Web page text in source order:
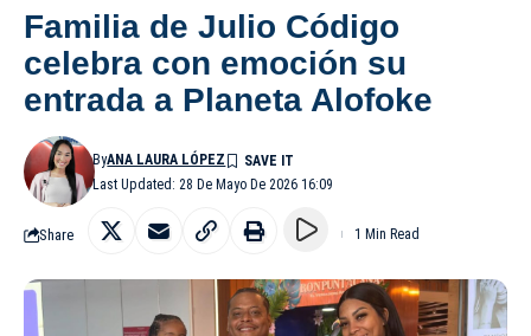
Familia de Julio Código
celebra con emoción su
entrada a Planeta Alofoke
Last Updated: 28 De Mayo De 2026 16:09
ByANA LAURA LÓPEZ
Share 1 Min Read